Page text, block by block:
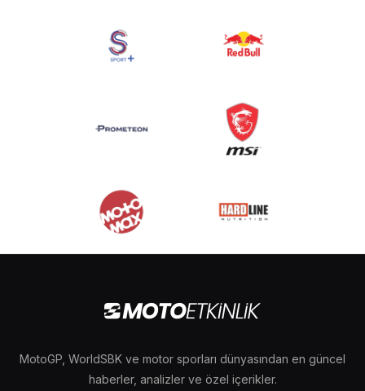
MotoGP, WorldSBK ve motor sporları dünyasından en güncel
haberler, analizler ve özel içerikler.